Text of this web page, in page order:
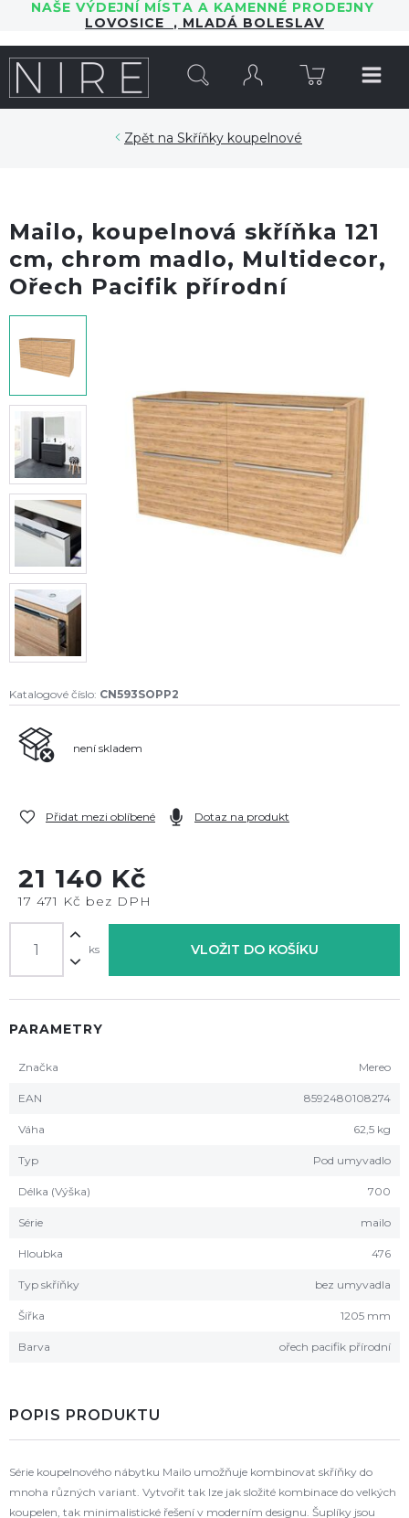
NAŠE VÝDEJNÍ MÍSTA A KAMENNÉ PRODEJNY
LOVOSICE , MLADÁ BOLESLAV
Skříňky koupelnové
Mailo, koupelnová skříňka 121
cm, chrom madlo, Multidecor,
Ořech Pacifik přírodní
Katalogové číslo: CN593SOPP2
není skladem
Přidat mezi oblíbené Dotaz na produkt
21 140 Kč
17 471 Kč bez DPH
ks VLOŽIT DO KOŠÍKU
PARAMETRY
Značka Mereo
EAN 8592480108274
Váha 62,5 kg
Typ Pod umyvadlo
Délka (Výška) 700
Série mailo
Hloubka 476
Typ skříňky bez umyvadla
Šířka 1205 mm
Barva ořech pacifik přírodní
POPIS PRODUKTU
Série koupelnového nábytku Mailo umožňuje kombinovat skříňky do
mnoha různých variant. Vytvořit tak lze jak složité kombinace do velkých
koupelen, tak minimalistické řešení v moderním designu. Šuplíky jsou